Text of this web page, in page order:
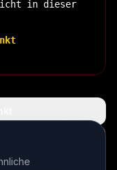
in dieser